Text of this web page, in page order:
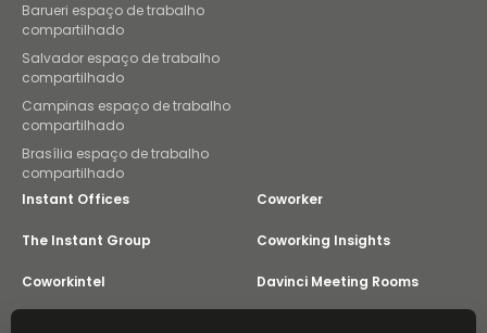
Barueri espaço de trabalho
compartilhado
Salvador espaço de trabalho
compartilhado
Campinas espaço de trabalho
compartilhado
Brasília espaço de trabalho
compartilhado
Instant Offices Coworker
The Instant Group Coworking Insights
Coworkintel Davinci Meeting Rooms